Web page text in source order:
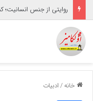
خانه/ادبیات